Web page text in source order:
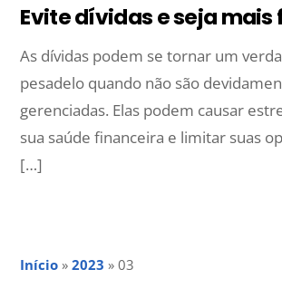
Evite dívidas e seja mais
As dívidas podem se tornar um
pesadelo quando não são
gerenciadas. Elas podem causar
sua saúde financeira e limitar suas
[…]
Início » 2023 » 03